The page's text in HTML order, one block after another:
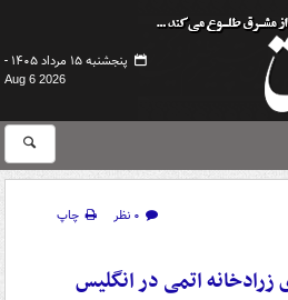
پنجشنبه ۱۵ مرداد ۱۴۰۵ -
Aug 6 2026
۰ نظر
چاپ